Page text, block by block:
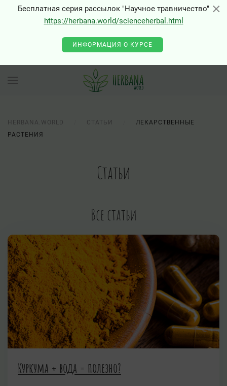
×
Бесплатная серия рассылок "Научное травничество"
https://herbana.world/scienceherbal.html
ИНФОРМАЦИЯ О КУРСЕ
HERBANA.WORLD СТАТЬИ
ЛЕКАРСТВЕННЫЕ
РАСТЕНИЯ
Статьи
Все статьи
Куркума + вода = полезно?
×